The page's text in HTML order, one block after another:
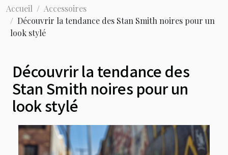
Accueil
Accessoires
Découvrir la tendance des Stan Smith noires pour un
look stylé
Découvrir la tendance des
Stan Smith noires pour un
look stylé